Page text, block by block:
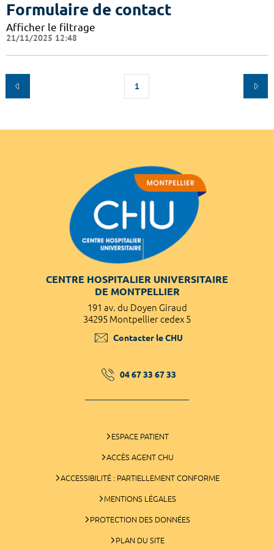
Formulaire de contact
Afficher le filtrage
21/11/2025 12:48
1
CENTRE HOSPITALIER UNIVERSITAIRE
DE MONTPELLIER
191 av. du Doyen Giraud
34295 Montpellier cedex 5
Contacter le CHU
04 67 33 67 33
ESPACE PATIENT
ACCÈS AGENT CHU
ACCESSIBILITÉ : PARTIELLEMENT CONFORME
MENTIONS LÉGALES
PROTECTION DES DONNÉES
PLAN DU SITE